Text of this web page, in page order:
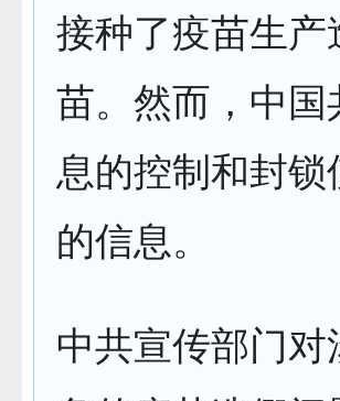
接种了疫苗生
苗。然而，中
息的控制和封
的信息。
中共宣传部门